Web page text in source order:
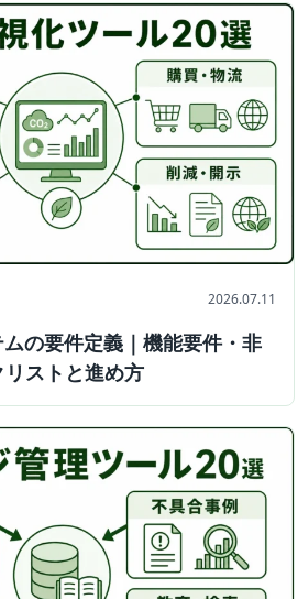
2026.07.11
の要件定義｜機能要件・非
ストと進め方